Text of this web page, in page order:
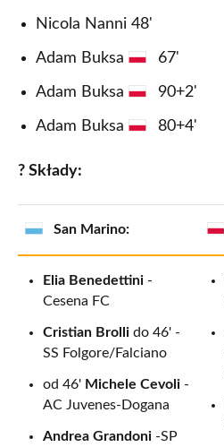
Nicola Nanni 48'
Adam Buksa 67'
Adam Buksa 90+2'
Adam Buksa 80+4'
? Składy:
San Marino:
Elia Benedettini -
Cesena FC
Cristian Brolli do 46' -
SS Folgore/Falciano
od 46' Michele Cevoli -
AC Juvenes-Dogana
Andrea Grandoni -SP